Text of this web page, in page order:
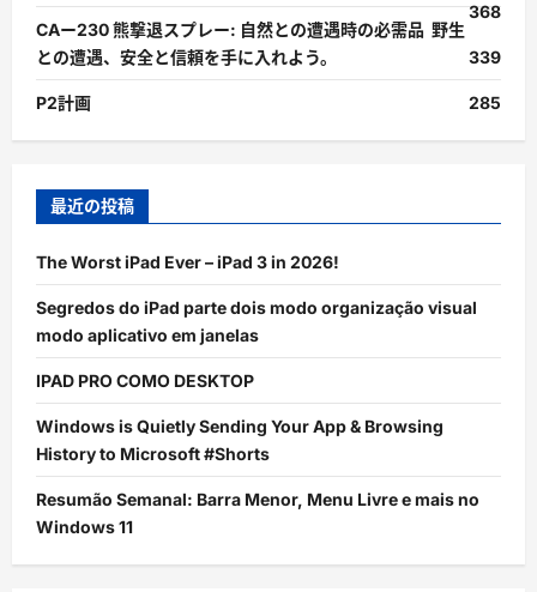
368
CAー230 熊撃退スプレー: 自然との遭遇時の必需品 野生
との遭遇、安全と信頼を手に入れよう。
339
P2計画 285
最近の投稿
The Worst iPad Ever – iPad 3 in 2026!
Segredos do iPad parte dois modo organização visual
modo aplicativo em janelas
IPAD PRO COMO DESKTOP
Windows is Quietly Sending Your App & Browsing
History to Microsoft #Shorts
Resumão Semanal: Barra Menor, Menu Livre e mais no
Windows 11